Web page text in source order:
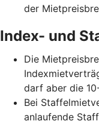
der
Index- und
Die
darf aber die
Bei
anlaufende